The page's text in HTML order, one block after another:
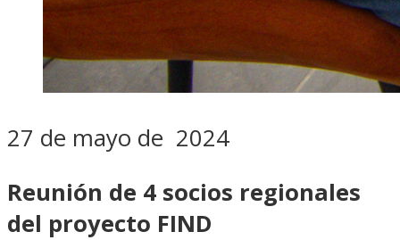
27 de mayo de 2024
Reunión de 4 socios regionales
del proyecto FIND